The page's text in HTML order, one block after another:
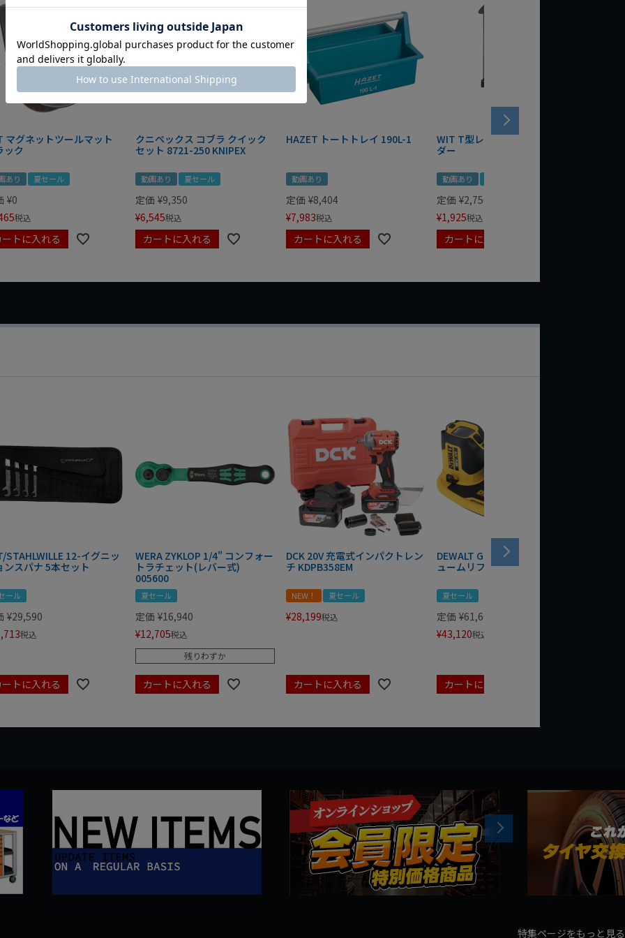
マグネットツールマット
ック
あり 夏セール
¥0
税込
トに入れる
クニペックス コブラ クイック
セット 8721-250 KNIPEX
動画あり 夏セール
定価 ¥9,350
¥6,545税込
カートに入れる
HAZET トートトレイ 190L-1
動画あり
定価 ¥8,404
¥7,983税込
カートに入れる
WIT T型レンチマグネットホル
ダー
動画あり
定価 ¥2,750
¥1,925税込
カートに入れる
STAHLWILLE 12-イグニッ
ンスパナ 5本セット
ール
¥29,590
税込
トに入れる
WERA ZYKLOP 1/4" コンフォー
トラチェット(レバー式)
005600
夏セール
定価 ¥16,940
¥12,705税込
残りわずか
カートに入れる
DCK 20V 充電式インパクトレン
チ KDPB358EM
NEW！ 夏セール
¥28,199税込
カートに入れる
DEWALT GRABO 18V電動バキ
ュームリフター DCE590N-XJ
夏セール
定価 ¥61,600
¥43,120税込
カートに入れる
Next
特集ページをもっと見る